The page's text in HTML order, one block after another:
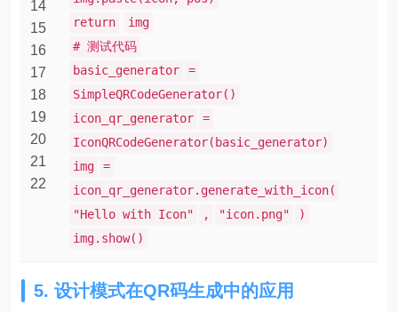
14
15
16
17
18
19
20
21
22
return
img
# 测试代码
basic_generator
=
SimpleQRCodeGenerator()
icon_qr_generator
=
IconQRCodeGenerator(basic_generator)
img
=
icon_qr_generator.generate_with_icon(
"Hello with Icon"
, "icon.png"
)
img.show()
5. 设计模式在QR码生成中的应用